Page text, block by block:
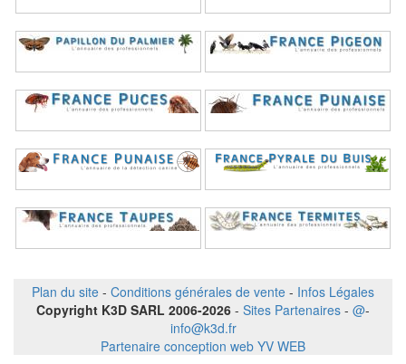
Plan du site - Conditions générales de vente - Infos Légales
Copyright K3D SARL 2006-2026 - Sites Partenaires - @-
info@k3d.fr
Partenaire conception web YV WEB